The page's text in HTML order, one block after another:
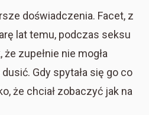
doświadczenia. Facet, z
lat temu, podczas seksu
zupełnie nie mogła
Gdy spytała się go co
że chciał zobaczyć jak na